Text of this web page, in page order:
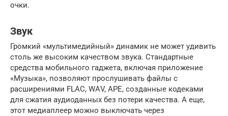
очки.
Звук
Громкий «мультимедийный» динамик не может удивить
столь же высоким качеством звука. Стандартные
средства мобильного гаджета, включая приложение
«Музыка», позволяют прослушивать файлы с
расширениями FLАC, WАV, АPE, созданные кодеками
для сжатия аудиоданных без потери качества. А еще,
этот медиаплеер можно выключать через